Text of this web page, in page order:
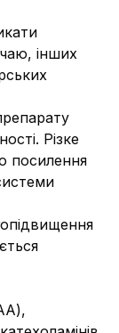
інших
Різке
посилення